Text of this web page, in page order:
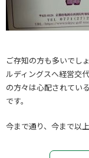
ご存知の方も多いでし
ルディングスへ経営交
の方々は心配されてい
です。
今まで通り、今まで以